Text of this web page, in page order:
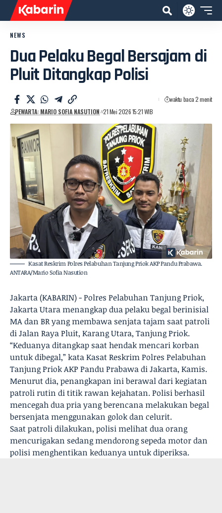
NEWS
Dua Pelaku Begal Bersajam di
Pluit Ditangkap Polisi
PEWARTA: MARIO SOFIA NASUTION 21 Mei 2026 15:21 WIB
waktu baca 2 menit
Kasat Reskrim Polres Pelabuhan Tanjung Priok AKP Pandu Prabawa.
ANTARA/Mario Sofia Nasution
Jakarta (KABARIN) - Polres Pelabuhan Tanjung Priok,
Jakarta Utara menangkap dua pelaku begal berinisial
MA dan BR yang membawa senjata tajam saat patroli
di Jalan Raya Pluit, Karang Utara, Tanjung Priok.
“Keduanya ditangkap saat hendak mencari korban
untuk dibegal,” kata Kasat Reskrim Polres Pelabuhan
Tanjung Priok AKP Pandu Prabawa di Jakarta, Kamis.
Menurut dia, penangkapan ini berawal dari kegiatan
patroli rutin di titik rawan kejahatan. Polisi berhasil
mencegah dua pria yang berencana melakukan begal
bersenjata menggunakan golok dan celurit.
Saat patroli dilakukan, polisi melihat dua orang
mencurigakan sedang mendorong sepeda motor dan
polisi menghentikan keduanya untuk diperiksa.